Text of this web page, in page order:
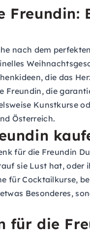
Freundin:
nach dem
die das
die
Kunstkurse
Österreich.
für die Freundin
sie Lust hat,
für Cocktailkurse,
Besonderes,
für die